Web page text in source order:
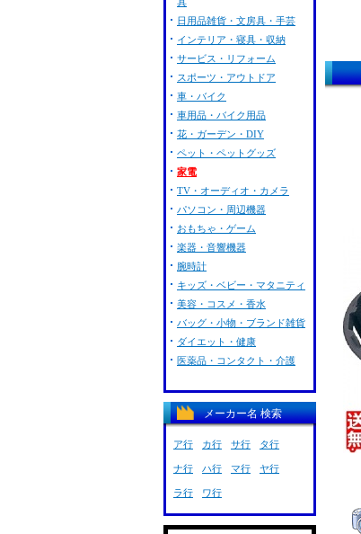
日用品雑貨・文房具・手芸
インテリア・寝具・収納
サービス・リフォーム
スポーツ・アウトドア
車・バイク
車用品・バイク用品
花・ガーデン・DIY
ペット・ペットグッズ
家電
TV・オーディオ・カメラ
パソコン・周辺機器
おもちゃ・ゲーム
楽器・音響機器
腕時計
キッズ・ベビー・マタニティ
美容・コスメ・香水
バッグ・小物・ブランド雑貨
ダイエット・健康
医薬品・コンタクト・介護
メーカー名 検索
ア行 カ行 サ行 タ行
ナ行 ハ行 マ行 ヤ行
ラ行 ワ行